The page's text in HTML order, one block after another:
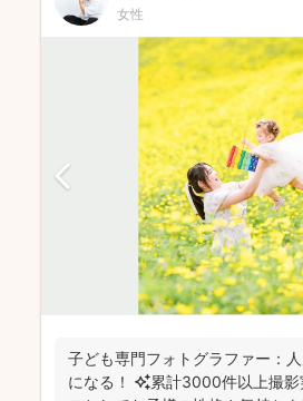
女性
子ども専門フォトグラファー：
になる！ ✨累計3000件以上撮